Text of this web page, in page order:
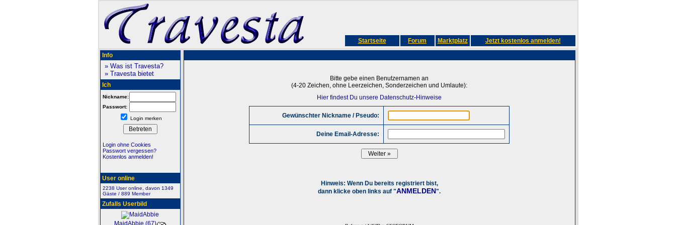
Startseite Forum Marktplatz Jetzt kostenlos anmelden!
Info
» Was ist Travesta?
» Travesta bietet
Ich
Nickname:
Passwort:
Login merken
Login ohne Cookies
Passwort vergessen?
Kostenlos anmelden!
User online
2238 User online, davon 1349
Gäste / 889 Member
Zufalls Userbild
MaidAbbie (67)
Bitte gebe einen Benutzernamen an
(4-20 Zeichen, ohne Leerzeichen, Sonderzeichen und Umlaute):
Hier findest Du unsere Datenschutz-Hinweise
Gewünschter Nickname / Pseudo:
Deine Email-Adresse:
Hinweis: Wenn Du bereits registriert bist,
dann klicke oben links auf "ANMELDEN".